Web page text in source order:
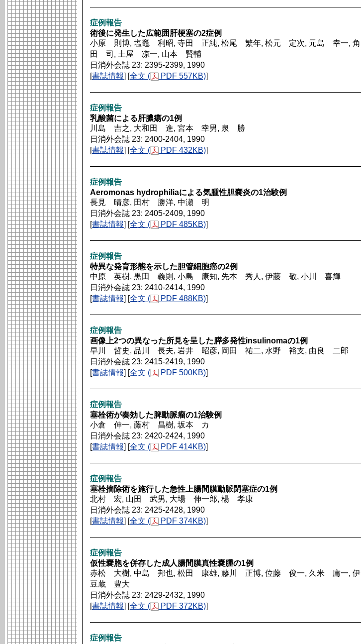
症例報告
術後に発生した広範囲肝梗塞の2症例
小原 則博, 塩竈 利昭, 寺田 正純, 松尾 繁年, 松元 定次, 元島 幸一, 角
田 司, 土屋 凉一, 山本 賢輔
日消外会誌 23: 2395-2399, 1990
[書誌情報] [全文 ( PDF 557KB)]
症例報告
乳酸菌による肝膿瘍の1例
川島 吉之, 大和田 進, 宮本 幸男, 泉 勝
日消外会誌 23: 2400-2404, 1990
[書誌情報] [全文 ( PDF 432KB)]
症例報告
Aeromonas hydrophiliaによる気腫性胆嚢炎の1治験例
長見 晴彦, 田村 勝洋, 中瀬 明
日消外会誌 23: 2405-2409, 1990
[書誌情報] [全文 ( PDF 485KB)]
症例報告
特異な発育形態を示した胆管細胞癌の2例
中原 英樹, 黒田 義則, 小島 康知, 先本 秀人, 伊藤 敬, 小川 喜輝
日消外会誌 23: 2410-2414, 1990
[書誌情報] [全文 ( PDF 488KB)]
症例報告
画像上2つの異なった所見を呈した膵多発性insulinomaの1例
早川 哲史, 品川 長夫, 岩井 昭彦, 岡田 祐二, 水野 裕支, 由良 二郎
日消外会誌 23: 2415-2419, 1990
[書誌情報] [全文 ( PDF 500KB)]
症例報告
塞栓術が奏効した脾動脈瘤の1治験例
小倉 伸一, 藤村 昌樹, 坂本 カ
日消外会誌 23: 2420-2424, 1990
[書誌情報] [全文 ( PDF 414KB)]
症例報告
塞栓摘除術を施行した急性上腸間膜動脈閉塞症の1例
北村 宏, 山田 武男, 大場 伸一郎, 楊 孝康
日消外会誌 23: 2425-2428, 1990
[書誌情報] [全文 ( PDF 374KB)]
症例報告
仮性嚢胞を併存した成人腸間膜真性嚢腫の1例
赤松 大樹, 中島 邦也, 松田 康雄, 藤川 正博, 位藤 俊一, 久米 庸一, 伊
豆蔵 豊大
日消外会誌 23: 2429-2432, 1990
[書誌情報] [全文 ( PDF 372KB)]
症例報告